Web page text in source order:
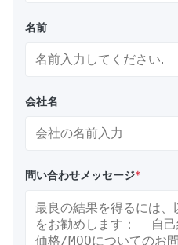
名前
会社名
問い合わせメッセージ*